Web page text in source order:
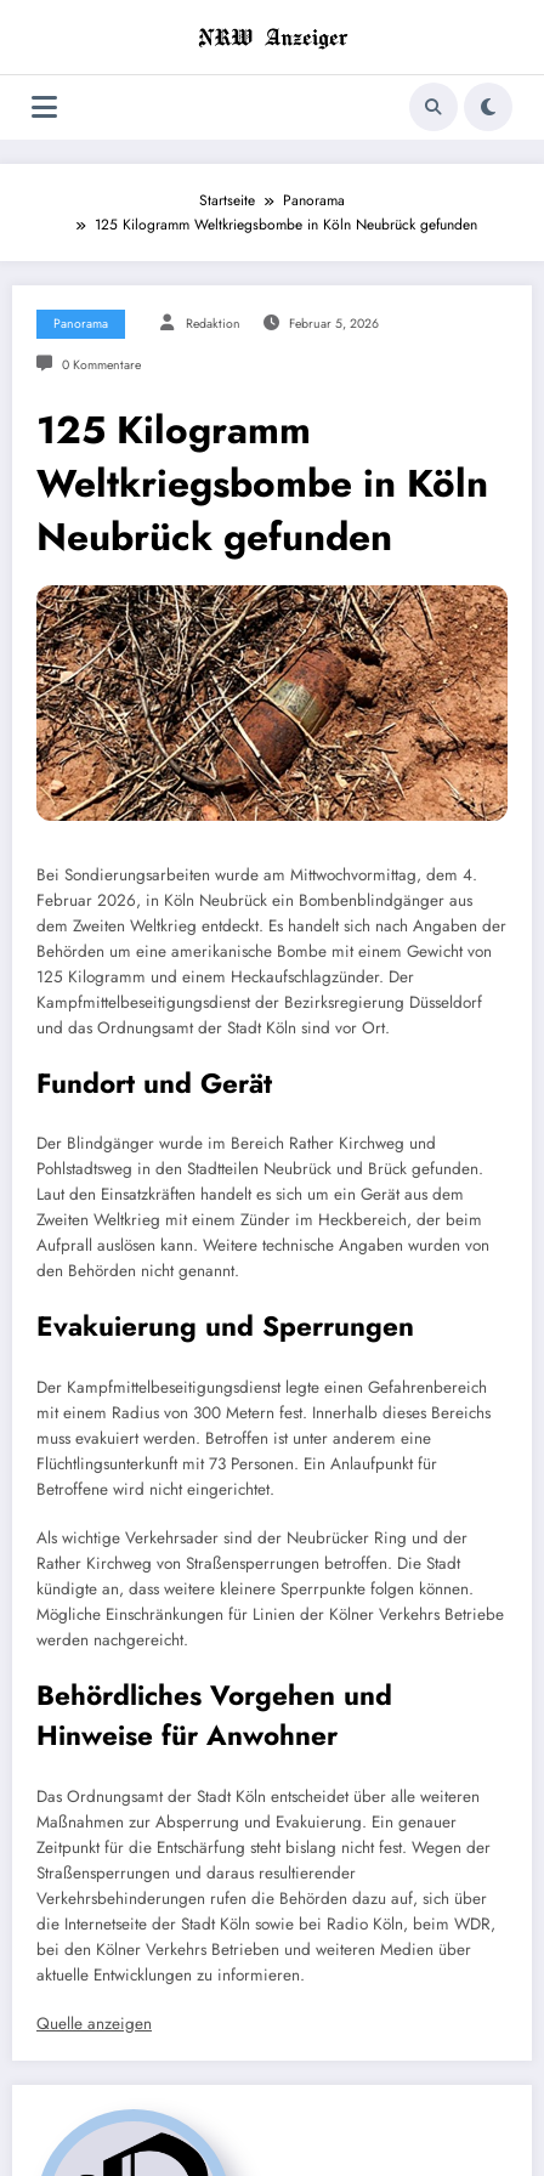
Startseite
Panorama
125 Kilogramm Weltkriegsbombe in Köln Neubrück gefunden
Panorama Redaktion Februar 5, 2026
0 Kommentare
125 Kilogramm
Weltkriegsbombe in Köln
Neubrück gefunden
Bei Sondierungsarbeiten wurde am Mittwochvormittag, dem 4.
Februar 2026, in Köln Neubrück ein Bombenblindgänger aus
dem Zweiten Weltkrieg entdeckt. Es handelt sich nach Angaben der
Behörden um eine amerikanische Bombe mit einem Gewicht von
125 Kilogramm und einem Heckaufschlagzünder. Der
Kampfmittelbeseitigungsdienst der Bezirksregierung Düsseldorf
und das Ordnungsamt der Stadt Köln sind vor Ort.
Fundort und Gerät
Der Blindgänger wurde im Bereich Rather Kirchweg und
Pohlstadtsweg in den Stadtteilen Neubrück und Brück gefunden.
Laut den Einsatzkräften handelt es sich um ein Gerät aus dem
Zweiten Weltkrieg mit einem Zünder im Heckbereich, der beim
Aufprall auslösen kann. Weitere technische Angaben wurden von
den Behörden nicht genannt.
Evakuierung und Sperrungen
Der Kampfmittelbeseitigungsdienst legte einen Gefahrenbereich
mit einem Radius von 300 Metern fest. Innerhalb dieses Bereichs
muss evakuiert werden. Betroffen ist unter anderem eine
Flüchtlingsunterkunft mit 73 Personen. Ein Anlaufpunkt für
Betroffene wird nicht eingerichtet.
Als wichtige Verkehrsader sind der Neubrücker Ring und der
Rather Kirchweg von Straßensperrungen betroffen. Die Stadt
kündigte an, dass weitere kleinere Sperrpunkte folgen können.
Mögliche Einschränkungen für Linien der Kölner Verkehrs Betriebe
werden nachgereicht.
Behördliches Vorgehen und
Hinweise für Anwohner
Das Ordnungsamt der Stadt Köln entscheidet über alle weiteren
Maßnahmen zur Absperrung und Evakuierung. Ein genauer
Zeitpunkt für die Entschärfung steht bislang nicht fest. Wegen der
Straßensperrungen und daraus resultierender
Verkehrsbehinderungen rufen die Behörden dazu auf, sich über
die Internetseite der Stadt Köln sowie bei Radio Köln, beim WDR,
bei den Kölner Verkehrs Betrieben und weiteren Medien über
aktuelle Entwicklungen zu informieren.
Quelle anzeigen